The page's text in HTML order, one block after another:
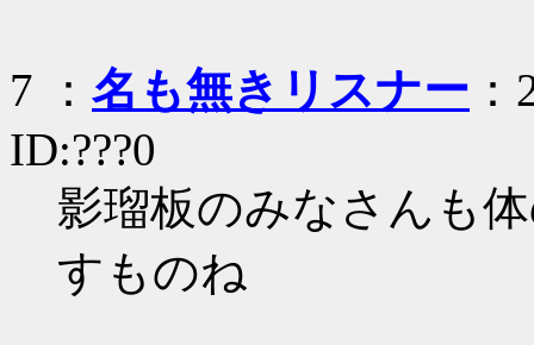
7 ： 名も無きリスナー
ID:???0
影瑠板のみなさんも
すものね